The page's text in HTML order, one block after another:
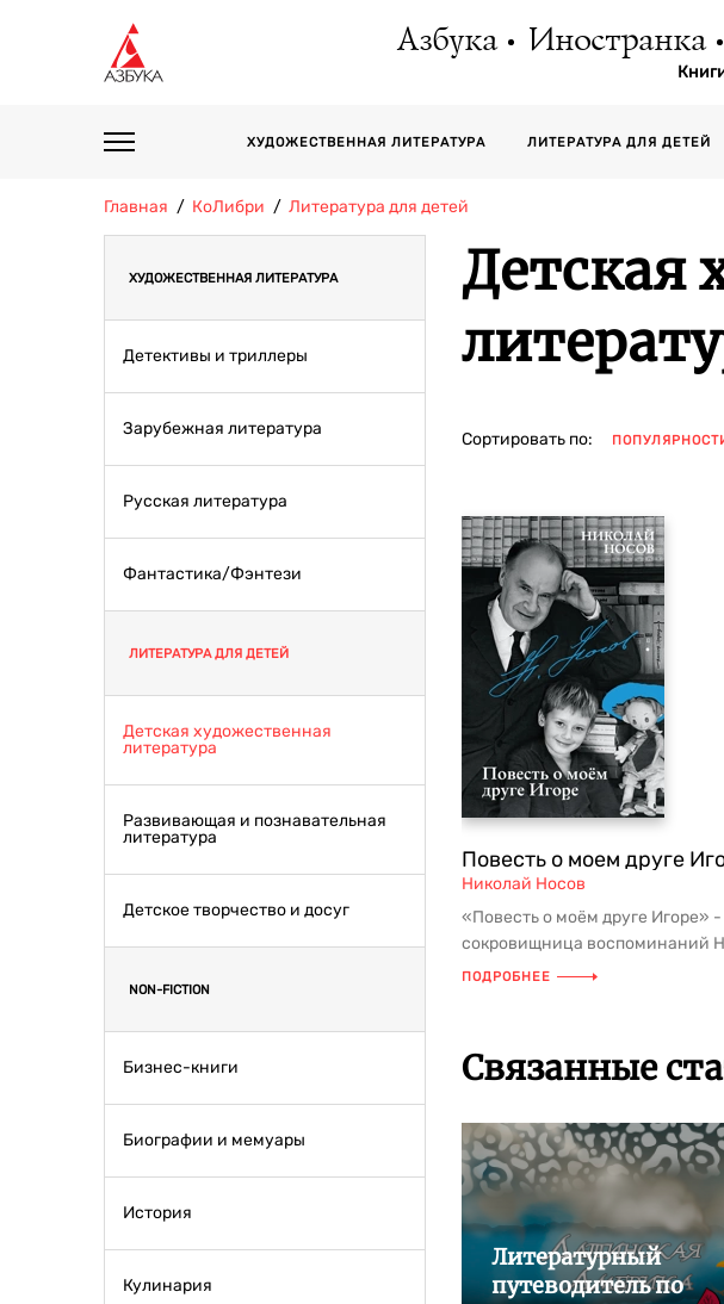
Азбука Иностранка
ХУДОЖЕСТВЕННАЯ ЛИТЕРАТУРА ЛИТЕРАТУРА ДЛЯ ДЕТЕЙ
Главная КоЛибри Литература для детей
ХУДОЖЕСТВЕННАЯ ЛИТЕРАТУРА
Детективы и триллеры
Зарубежная литература
Русская литература
Фантастика/Фэнтези
ЛИТЕРАТУРА ДЛЯ ДЕТЕЙ
Детская художественная
литература
Развивающая и познавательная
литература
Детское творчество и досуг
NON-FICTION
Бизнес-книги
Биографии и мемуары
История
Кулинария
Детская
Сортировать по:
Повесть о моем друге
Николай Носов
«Повесть о моём друге Игоре» -
сокровищница воспоминаний
Николаевича Носова,
ПОДРОБНЕЕ
Связанные
Литературный
путеводитель по